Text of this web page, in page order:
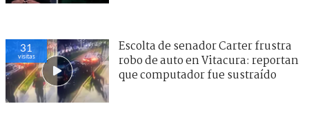
31
visitas
Escolta de senador Carter frustra
robo de auto en Vitacura: reportan
que computador fue sustraído